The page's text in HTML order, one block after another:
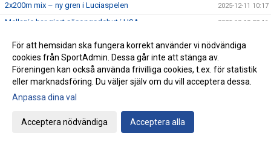
2x200m mix – ny gren i Luciaspelen 2025-12-11 10:17
Mellanie har gjort säsongsdebut i USA 2025-12-10 22:11
Anmälningsrekord i Luciaspelen
Läs om Kalle och Sebbe på European Athletics webbplats 2025-12-08 12:45
Slutspurten för Luciaspelsanmälan
För att hemsidan ska fungera korrekt använder vi nödvändiga
cookies från SportAdmin. Dessa går inte att stänga av.
Föreningen kan också använda frivilliga cookies, t.ex. för statistik
eller marknadsföring. Du väljer själv om du vill acceptera dessa.
Anpassa dina val
Acceptera nödvändiga Acceptera alla